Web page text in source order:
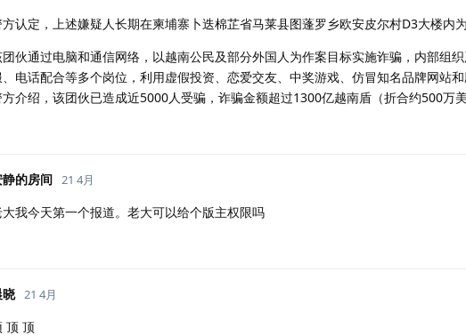
认定，上述嫌疑人长期在柬埔寨卜迭棉芷省马莱县图蓬罗乡欧安皮尔村D3大楼内
伙通过电脑和通信网络，以越南公民及部分外国人为作案目标实施诈骗，内部组
、电话配合等多个岗位，利用虚假投资、恋爱交友、中奖游戏、仿冒知名品牌网站
介绍，该团伙已造成近5000人受骗，诈骗金额超过1300亿越南盾（折合约500万美
的房间 21 4月
我今天第一个报道。老大可以给个版主权限吗
晓 21 4月
顶 顶